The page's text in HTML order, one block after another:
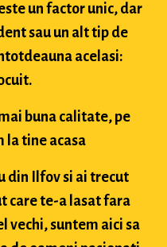
un factor unic, dar
sau un alt tip de
acelasi:
buna calitate, pe
la tine acasa
din Ilfov si ai trecut
care te-a lasat fara
vechi, suntem aici sa